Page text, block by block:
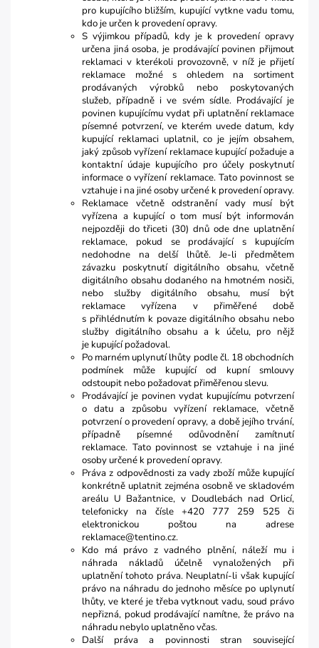
pro kupujícího bližším, kupující vytkne vadu tomu,
kdo je určen k provedení opravy.
S výjimkou případů, kdy je k provedení opravy
určena jiná osoba, je prodávající povinen přijmout
reklamaci v kterékoli provozovně, v níž je přijetí
reklamace možné s ohledem na sortiment
prodávaných výrobků nebo poskytovaných
služeb, případně i ve svém sídle. Prodávající je
povinen kupujícímu vydat při uplatnění reklamace
písemné potvrzení, ve kterém uvede datum, kdy
kupující reklamaci uplatnil, co je jejím obsahem,
jaký způsob vyřízení reklamace kupující požaduje a
kontaktní údaje kupujícího pro účely poskytnutí
informace o vyřízení reklamace. Tato povinnost se
vztahuje i na jiné osoby určené k provedení opravy.
Reklamace včetně odstranění vady musí být
vyřízena a kupující o tom musí být informován
nejpozději do třiceti (30) dnů ode dne uplatnění
reklamace, pokud se prodávající s kupujícím
nedohodne na delší lhůtě. Je-li předmětem
závazku poskytnutí digitálního obsahu, včetně
digitálního obsahu dodaného na hmotném nosiči,
nebo služby digitálního obsahu, musí být
reklamace vyřízena v přiměřené době
s přihlédnutím k povaze digitálního obsahu nebo
služby digitálního obsahu a k účelu, pro nějž
je kupující požadoval.
Po marném uplynutí lhůty podle čl. 18 obchodních
podmínek může kupující od kupní smlouvy
odstoupit nebo požadovat přiměřenou slevu.
Prodávající je povinen vydat kupujícímu potvrzení
o datu a způsobu vyřízení reklamace, včetně
potvrzení o provedení opravy, a době jejího trvání,
případně písemné odůvodnění zamítnutí
reklamace. Tato povinnost se vztahuje i na jiné
osoby určené k provedení opravy.
Práva z odpovědnosti za vady zboží může kupující
konkrétně uplatnit zejména osobně ve skladovém
areálu U Bažantnice, v Doudlebách nad Orlicí,
telefonicky na čísle +420 777 259 525 či
elektronickou poštou na adrese
reklamace@tentino.cz.
Kdo má právo z vadného plnění, náleží mu i
náhrada nákladů účelně vynaložených při
uplatnění tohoto práva. Neuplatní-li však kupující
právo na náhradu do jednoho měsíce po uplynutí
lhůty, ve které je třeba vytknout vadu, soud právo
nepřizná, pokud prodávající namítne, že právo na
náhradu nebylo uplatněno včas.
Další práva a povinnosti stran související